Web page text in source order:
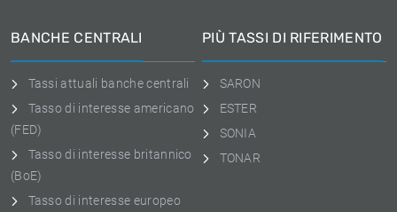
BANCHE CENTRALI
Tassi attuali banche centrali
Tasso di interesse americano
(FED)
Tasso di interesse britannico
(BoE)
Tasso di interesse europeo
PIÙ TASSI DI RIFERIMENTO
SARON
ESTER
SONIA
TONAR